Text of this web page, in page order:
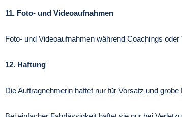
11. Foto- und Videoaufnahmen
Foto- und Videoaufnahmen während Coachings
12. Haftung
Die Auftragnehmerin haftet nur für Vorsatz und grobe